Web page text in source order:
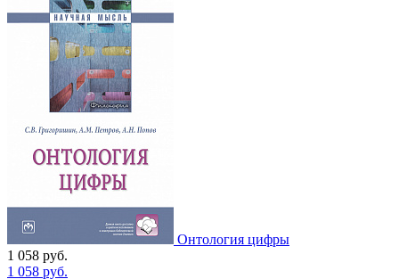
Онтология цифры
1 058 руб.
1 058 руб.